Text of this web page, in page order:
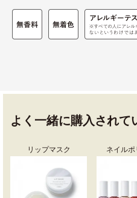
よく一緒に購入されて
リップマスク ネイル